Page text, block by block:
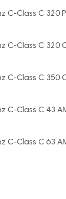
C-Class C 320
C-Class C 320
C-Class C 350
C-Class C 43
C-Class C 63